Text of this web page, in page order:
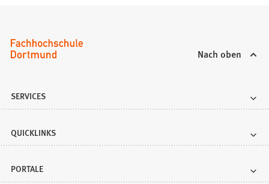
Nach oben
SERVICES
QUICKLINKS
PORTALE